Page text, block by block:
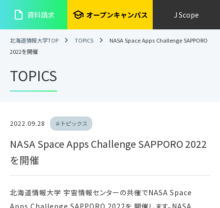
insert_drive_file 資料請求 school オープンキャンパス J Scope
北海道情報大学TOP TOPICS
NASA Space Apps Challenge SAPPORO
2022を開催
TOPICS
2022.09.28 ＃トピックス
NASA Space Apps Challenge SAPPORO 2022
を開催
北海道情報大学 宇宙情報センターの共催でNASA Space
Apps Challenge SAPPORO 2022を 開催します。NASA